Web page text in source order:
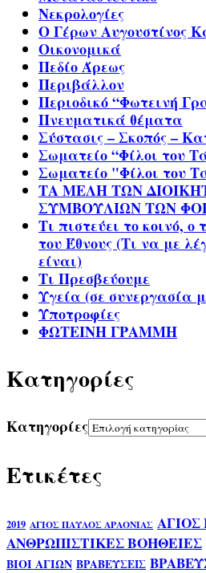
Νεκρολογίες
Ο Γέρων Αυγουστίνος
Οικονομικά
Πεδίο Άρεως
Περιβάλλον
Περιοδικό “Φωτεινή
Πνευματικά θέματα
Σύστασις – Σκοπός –
Σωματείο “Φίλοι του
Σωματείο "Φίλοι του
ΤΑ ΜΕΛΗ ΤΩΝ
ΣΥΜΒΟΥΛΙΩΝ ΤΩΝ
Τι πιστεύει το κοινό,
του Έθνους (Τι να με
είναι)
Τι Πρεσβεύουμε
Υγεία (σε συνεργασία
Υποτροφίες
ΦΩΤΕΙΝΗ ΓΡΑΜΜΗ
Kατηγορίες
Kατηγορίες
Ετικέτες
2019 ΑΓΙΟΣ ΠΑΥΛΟΣ ΑΡΑΟΝΙΑΣ
ΑΝΘΡΩΠΙΣΤΙΚΕΣ ΒΟΗΘΕΙΕΣ
ΒΙΟΙ ΑΓΙΩΝ ΒΡΑΒΕΥΣΕΙΣ